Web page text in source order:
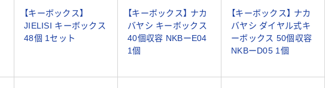
【キーボックス】
JIELISI キーボックス
48個 1セット
【キーボックス】 ナカ
バヤシ キーボックス
40個収容 NKBーE04
1個
【キーボックス】 ナカ
バヤシ ダイヤル式キ
ーボックス 50個収容
NKBーD05 1個